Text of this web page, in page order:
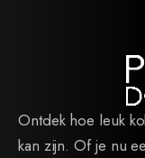
Ontdek hoe leuk
kan zijn. Of je nu